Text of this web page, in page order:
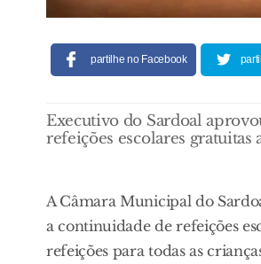
partilhe no Facebook
Executivo do Sardoal
refeições escolares gratuitas
A Câmara Municipal do
a continuidade de refeições
refeições para todas as